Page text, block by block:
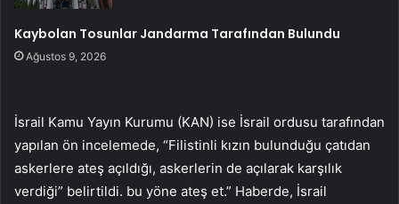
Kaybolan Tosunlar Jandarma Tarafından Bulundu
Ağustos 9, 2026
İsrail Kamu Yayın Kurumu (KAN) ise İsrail ordusu tarafından
yapılan ön incelemede, “Filistinli kızın bulunduğu çatıdan
askerlere ateş açıldığı, askerlerin de açılarak karşılık
verdiği” belirtildi. bu yöne ateş et.” Haberde, İsrail